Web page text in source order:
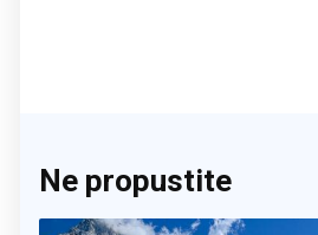
Ne propustite